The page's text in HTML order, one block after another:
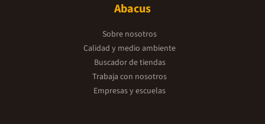
Abacus
Sobre nosotros
Calidad y medio ambiente
Buscador de tiendas
Trabaja con nosotros
Empresas y escuelas